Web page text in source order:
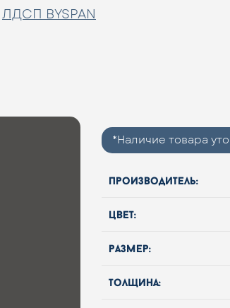
ЛДСП BYSPAN
*Наличие товара
производитель:
цвет:
размер:
толщина: